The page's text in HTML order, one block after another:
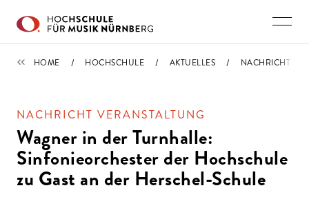
IMPORTIERT
HOME HOCHSCHULE AKTUELLES NACHRICHT
NACHRICHT VERANSTALTUNG
Wagner in der Turnhalle:
Sinfonieorchester der Hochschule
zu Gast an der Herschel-Schule